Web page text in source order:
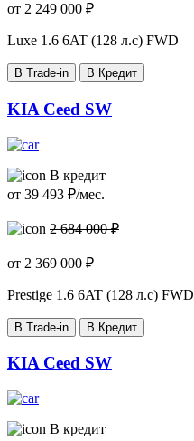
от 2 249 000 ₽
Luxe 1.6 6AT (128 л.с) FWD
В Trade-in В Кредит
KIA Ceed SW
В кредит
от 39 493 ₽/мес.
2 684 000 ₽
от 2 369 000 ₽
Prestige 1.6 6AT (128 л.с) FWD
В Trade-in В Кредит
KIA Ceed SW
В кредит